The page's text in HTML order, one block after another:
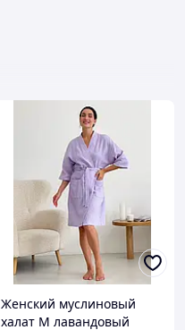
Женский муслиновый
халат M лавандовый